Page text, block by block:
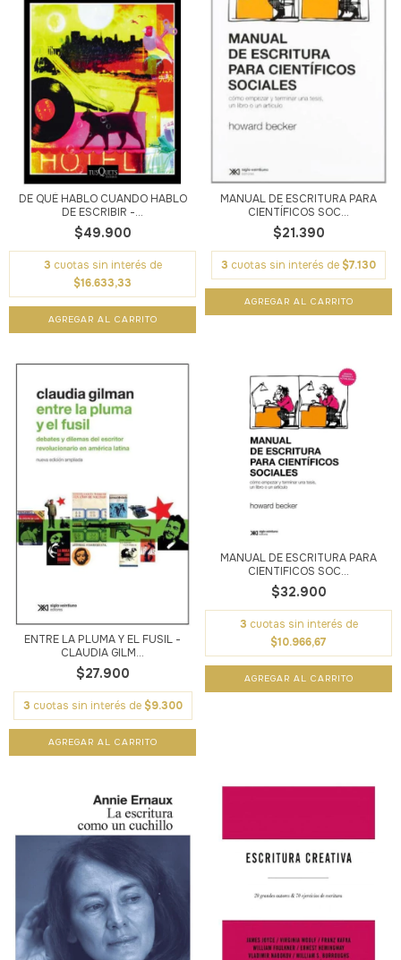
DE QUÉ HABLO CUANDO HABLO
DE ESCRIBIR -...
$49.900
3 cuotas sin interés de
$16.633,33
MANUAL DE ESCRITURA PARA
CIENTÍFICOS SOC...
$21.390
3 cuotas sin interés de $7.130
ENTRE LA PLUMA Y EL FUSIL -
CLAUDIA GILM...
$27.900
3 cuotas sin interés de $9.300
MANUAL DE ESCRITURA PARA
CIENTIFICOS SOC...
$32.900
3 cuotas sin interés de
$10.966,67